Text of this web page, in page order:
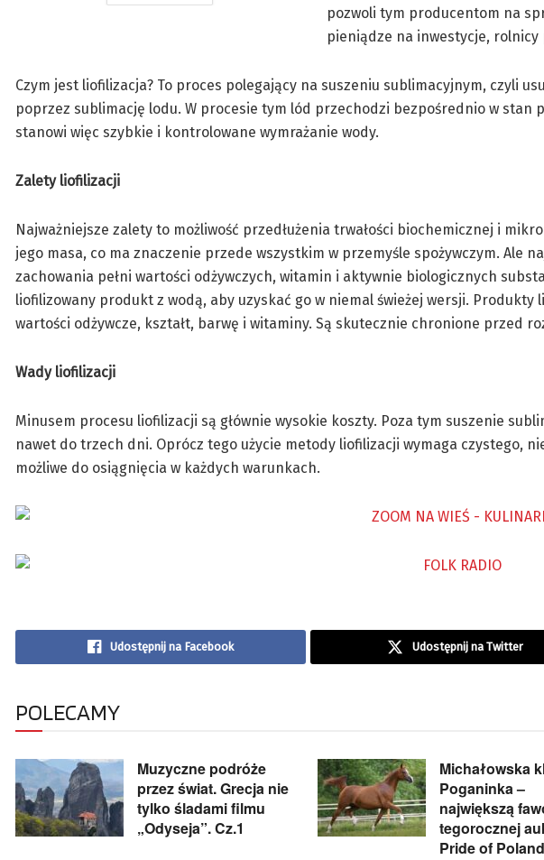
pozwoli tym producentom na
pieniądze na inwestycje, rolnicy
Czym jest liofilizacja? To proces polegający na suszeniu sublimacyjnym, czyli
poprzez sublimację lodu. W procesie tym lód przechodzi bezpośrednio w stan
stanowi więc szybkie i kontrolowane wymrażanie wody.
Zalety liofilizacji
Najważniejsze zalety to możliwość przedłużenia trwałości biochemicznej i
jego masa, co ma znaczenie przede wszystkim w przemyśle spożywczym. Ale
zachowania pełni wartości odżywczych, witamin i aktywnie biologicznych
liofilizowany produkt z wodą, aby uzyskać go w niemal świeżej wersji. Produkty
wartości odżywcze, kształt, barwę i witaminy. Są skutecznie chronione przed
Wady liofilizacji
Minusem procesu liofilizacji są głównie wysokie koszty. Poza tym suszenie
nawet do trzech dni. Oprócz tego użycie metody liofilizacji wymaga czystego,
możliwe do osiągnięcia w każdych warunkach.
Udostępnij na Facebook Udostępnij na Twitter
POLECAMY
Muzyczne podróże
przez świat. Grecja nie
tylko śladami filmu
„Odyseja”. Cz.1
Michałowska
Poganinka –
największą
tegorocznej
Pride of Poland